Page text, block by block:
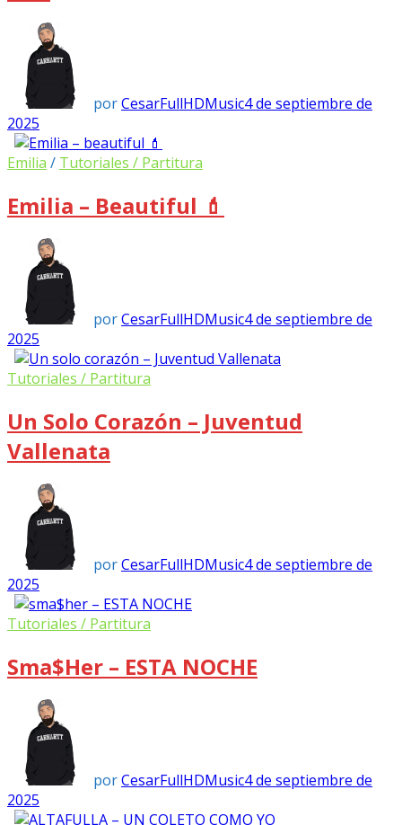
porCesarFullHDMusic4 de septiembre de
2025
Emilia / Tutoriales / Partitura
Emilia – Beautiful 💄
porCesarFullHDMusic4 de septiembre de
2025
Tutoriales / Partitura
Un Solo Corazón – Juventud
Vallenata
porCesarFullHDMusic4 de septiembre de
2025
Tutoriales / Partitura
Sma$her – ESTA NOCHE
porCesarFullHDMusic4 de septiembre de
2025